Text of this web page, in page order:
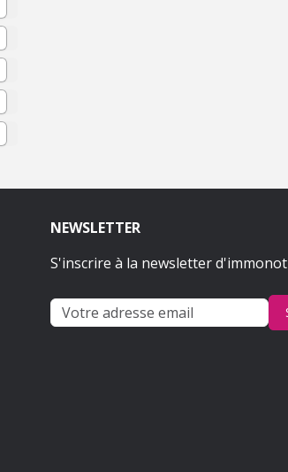
NEWSLETTER
S'inscrire à la newsletter d'immonot